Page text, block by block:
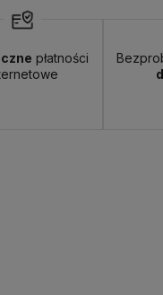
płatności
Dostawa: